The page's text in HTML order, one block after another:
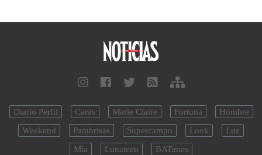
Diario Perfil Caras Marie Claire Fortuna
Hombre
Weekend
Parabrisas Supercampo Look
Luz
Mía
Lunateen BATimes